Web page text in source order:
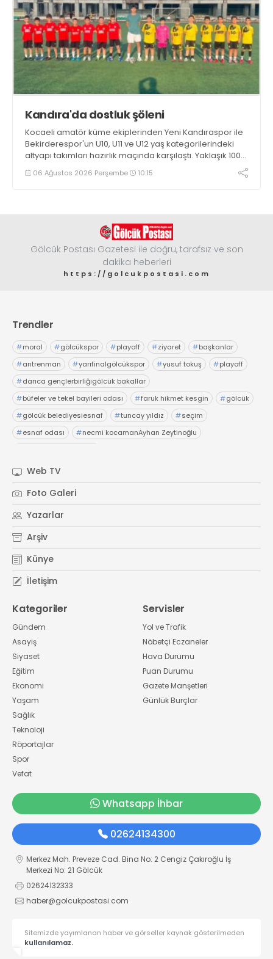
Kandıra'da dostluk şöleni
Kocaeli amatör küme ekiplerinden Yeni Kandıraspor ile
Bekirderespor'un U10, U11 ve U12 yaş kategorilerindeki
altyapı takımları hazırlık maçında karşılaştı. Yaklaşık 100
genç futbolcunun ter döktüğü maçların ardından
sporculara Kandıra'nın yöresel lezzeti mancarlı pide ve
06 Ağustos 2026 Perşembe 10:15
Gölcük Postası Gazetesi ile doğru, tarafsız ve son
dakika heberleri
https://golcukpostasi.com
Trendler
#moral #gölcükspor #playoff #ziyaret #başkanlar
#antrenman #yarıfinalgölcükspor #yusuf tokuş #playoff
#darıca gençlerbirliğigölcük bakallar
#büfeler ve tekel bayileri odası #faruk hikmet kesgin #gölcük
#gölcük belediyesiesnaf #tuncay yıldız #seçim
#esnaf odası #necmi kocamanAyhan Zeytinoğlu
Web TV
Foto Galeri
Yazarlar
Arşiv
Künye
İletişim
Kategoriler
Gündem
Asayiş
Siyaset
Eğitim
Ekonomi
Yaşam
Sağlık
Teknoloji
Röportajlar
Spor
Vefat
Servisler
Yol ve Trafik
Nöbetçi Eczaneler
Hava Durumu
Puan Durumu
Gazete Manşetleri
Günlük Burçlar
Whatsapp İhbar
02624134300
Merkez Mah. Preveze Cad. Bina No: 2 Cengiz Çakıroğlu İş
Merkezi No: 21 Gölcük
02624132333
haber@golcukpostasi.com
Sitemizde yayımlanan haber ve görseller kaynak gösterilmeden
kullanılamaz.